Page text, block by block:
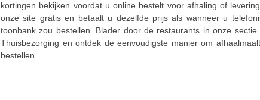
kortingen bekijken voordat u online bestelt voor afhaling of
onze site gratis en betaalt u dezelfde prijs als wanneer u
toonbank zou bestellen. Blader door de restaurants in onze sectie
Thuisbezorging en ontdek de eenvoudigste manier om
bestellen.